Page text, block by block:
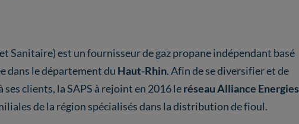
Sanitaire) est un fournisseur de gaz propane indépendant basé
dans le département du Haut-Rhin. Afin de se diversifier et de
clients, la SAPS à rejoint en 2016 leréseau Alliance Energies
de la région spécialisés dans la distribution de fioul.